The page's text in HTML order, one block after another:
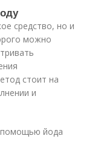
средство, но и
можно
стоит на
и
помощью йода